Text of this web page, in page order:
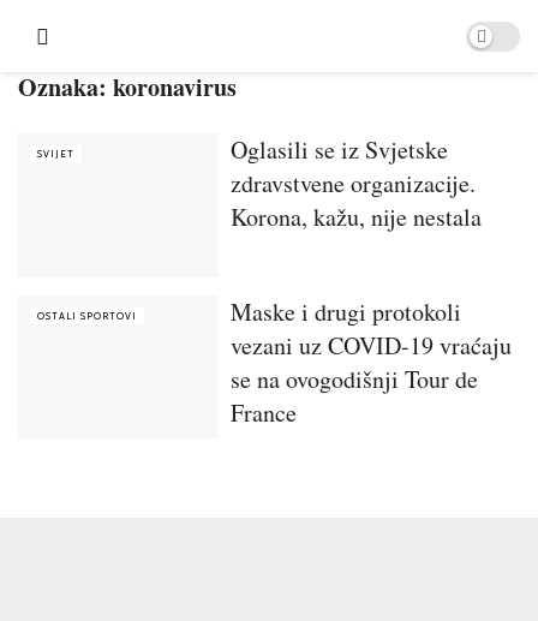
Oznaka: koronavirus
SVIJET
Oglasili se iz Svjetske
zdravstvene organizacije.
Korona, kažu, nije nestala
OSTALI SPORTOVI
Maske i drugi protokoli
vezani uz COVID-19 vraćaju
se na ovogodišnji Tour de
France